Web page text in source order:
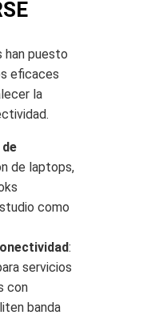
han puesto
eficaces
la
de laptops,
como
:
servicios
con
banda